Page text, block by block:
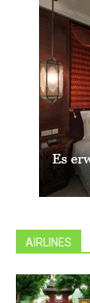
AIRLINES